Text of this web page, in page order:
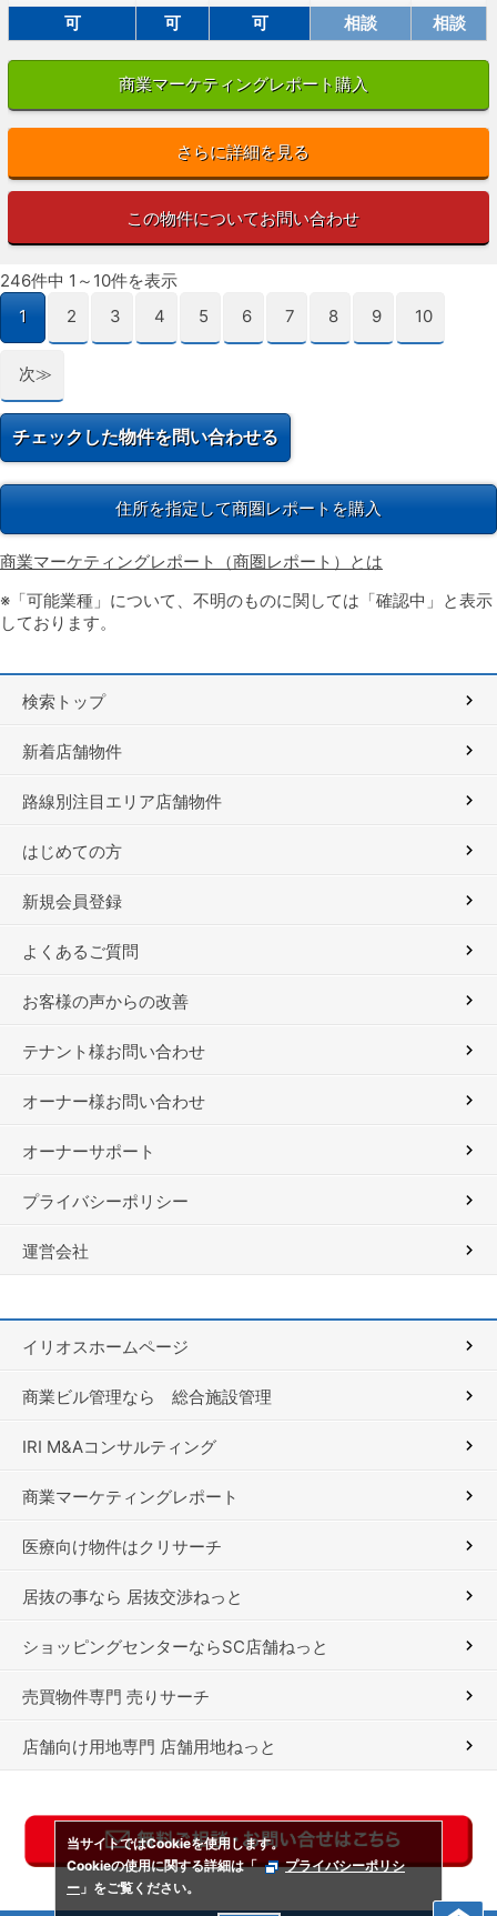
可 可 可 相談 相談
商業マーケティングレポート購入
さらに詳細を見る
この物件についてお問い合わせ
246件中 1～10件を表示
1
2 3 4 5 6 7 8 9 10
次≫
住所を指定して商圏レポートを購入
商業マーケティングレポート（商圏レポート）とは
※「可能業種」について、不明のものに関しては「確認中」と表示
しております。
検索トップ
新着店舗物件
路線別注目エリア店舗物件
はじめての方
新規会員登録
よくあるご質問
お客様の声からの改善
テナント様お問い合わせ
オーナー様お問い合わせ
オーナーサポート
プライバシーポリシー
運営会社
イリオスホームページ
商業ビル管理なら 総合施設管理
IRI M&Aコンサルティング
商業マーケティングレポート
医療向け物件はクリサーチ
居抜の事なら 居抜交渉ねっと
ショッピングセンターならSC店舗ねっと
売買物件専門 売りサーチ
店舗向け用地専門 店舗用地ねっと
当サイトではCookieを使用します。
Cookieの使用に関する詳細は「
プライバシーポリシ
ー 」をご覧ください。